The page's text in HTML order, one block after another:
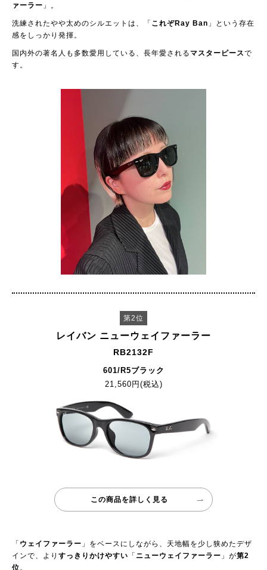
ァーラー 」。
洗練されたやや太めのシルエットは、「 これぞRay Ban 」という存在
感をしっかり発揮。
国内外の著名人も多数愛用している、長年愛される マスターピースで
す。
第2位
レイバン ニューウェイファーラー
RB2132F
601/R5ブラック
21,560円(税込)
この商品を詳しく見る
「 ウェイファーラー 」をベースにしながら、天地幅を少し狭めたデザ
インで、より すっきりかけやすい 「 ニューウェイファーラー 」が第2
位。